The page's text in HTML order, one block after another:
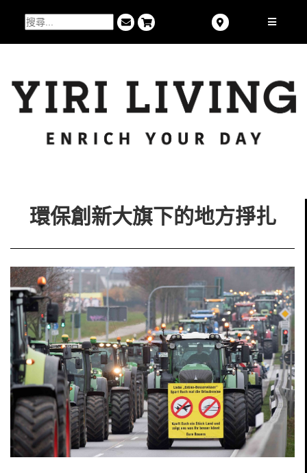
環保創新大旗下的地方掙扎